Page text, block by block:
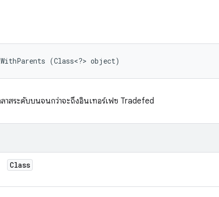
(Class<?> object)
าสระดับบนจนกว่าจะถึงอินเทอร์เฟซ Tradefed
Class